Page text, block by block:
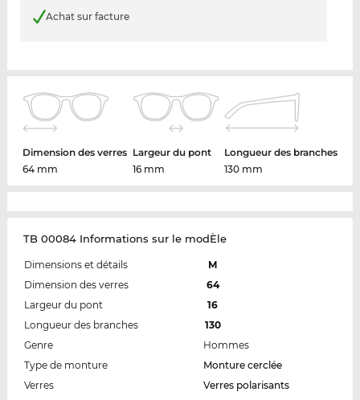
Achat sur facture
Dimension des verres
64 mm
Largeur du pont
16 mm
Longueur des branches
130 mm
TB 00084 Informations sur le modÈle
Dimensions et détails
M
Dimension des verres
64
Largeur du pont
16
Longueur des branches
130
Genre
Hommes
Type de monture
Monture cerclée
Verres
Verres polarisants